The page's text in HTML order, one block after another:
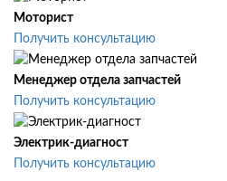
Моторист
Получить консультацию
Менеджер отдела запчастей
Получить консультацию
Электрик-диагност
Получить консультацию